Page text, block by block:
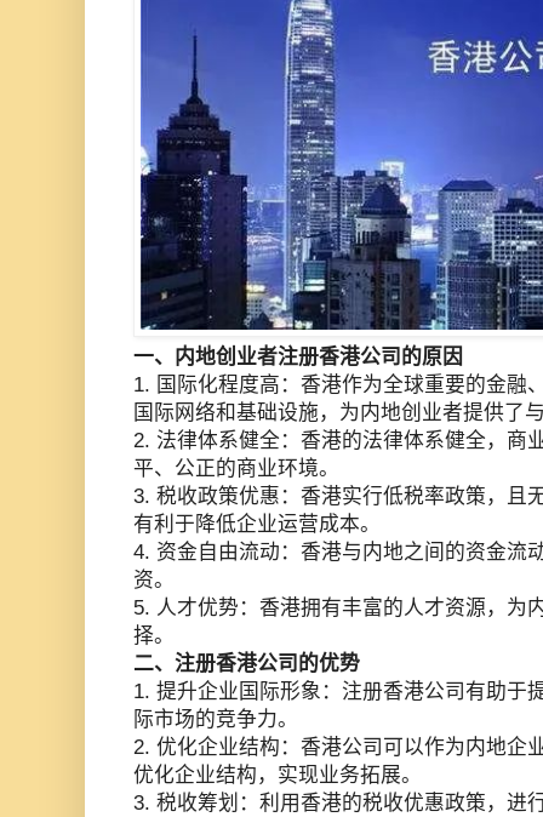
一、内地创业者注册香港公司的原因
1. 国际化程度高：香港作为全球重要的金融
国际网络和基础设施，为内地创业者提供了
2. 法律体系健全：香港的法律体系健全，商
平、公正的商业环境。
3. 税收政策优惠：香港实行低税率政策，且
有利于降低企业运营成本。
4. 资金自由流动：香港与内地之间的资金流
资。
5. 人才优势：香港拥有丰富的人才资源，为
择。
二、注册香港公司的优势
1. 提升企业国际形象：注册香港公司有助于
际市场的竞争力。
2. 优化企业结构：香港公司可以作为内地企
优化企业结构，实现业务拓展。
3. 税收筹划：利用香港的税收优惠政策，进